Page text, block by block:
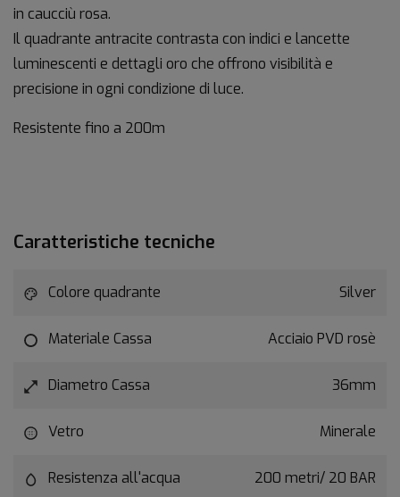
in caucciù rosa.
Il quadrante antracite contrasta con indici e lancette
luminescenti e dettagli oro che offrono visibilità e
precisione in ogni condizione di luce.
Resistente fino a 200m
Caratteristiche tecniche
Colore quadrante Silver
Materiale Cassa Acciaio PVD rosè
Diametro Cassa 36mm
Vetro Minerale
Resistenza all'acqua 200 metri/ 20 BAR